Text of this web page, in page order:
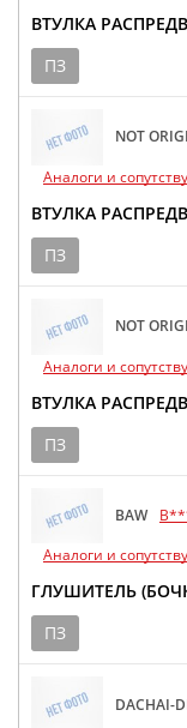
ВТУЛКА
ПЗ
NOT
Аналоги и
ВТУЛКА
ПЗ
NOT
Аналоги и
ВТУЛКА
ПЗ
BAW
Аналоги и
ГЛУШИТЕЛЬ
ПЗ
DACHAI-